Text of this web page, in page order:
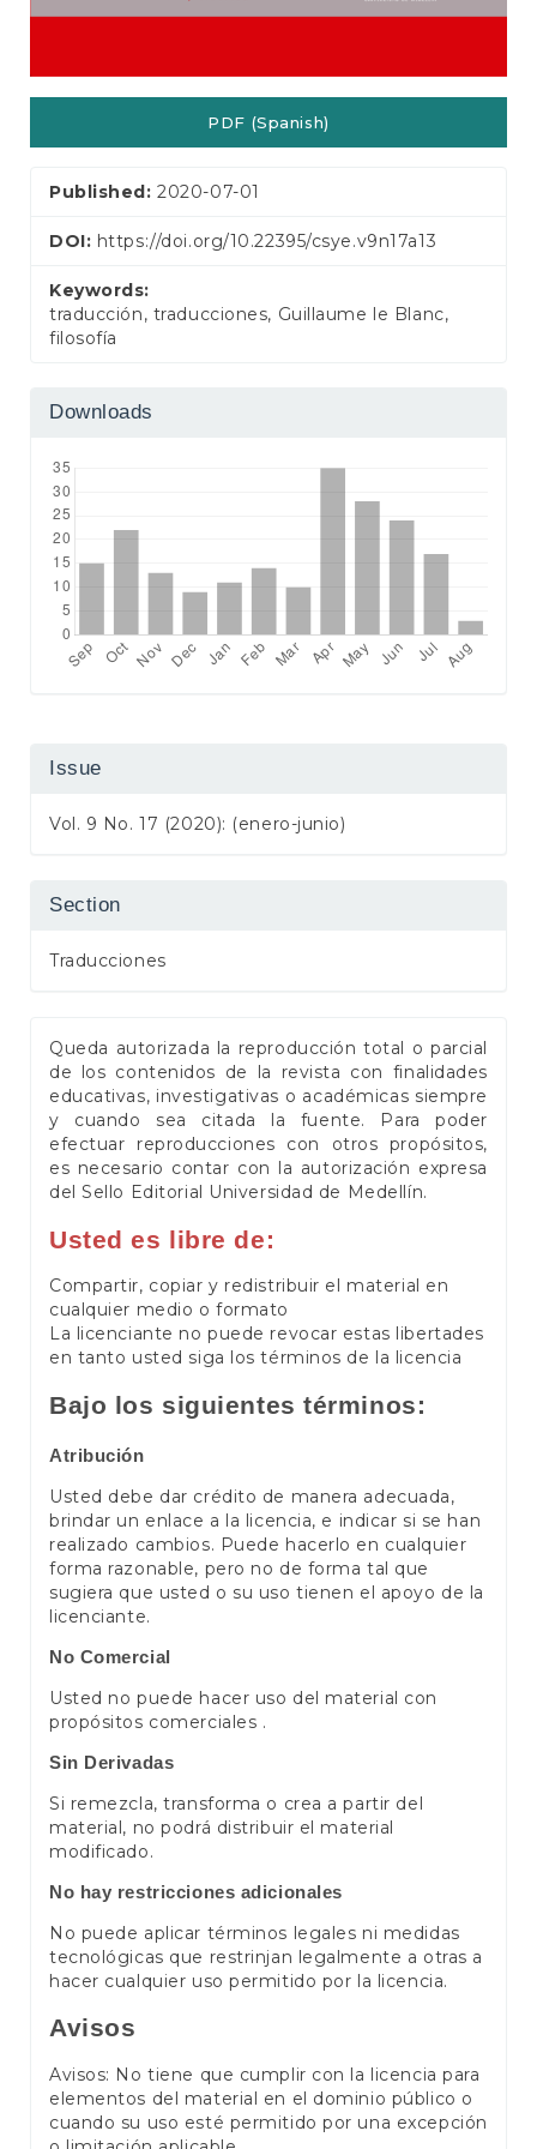
PDF (Spanish)
Published:2020-07-01
DOI: https://doi.org/10.22395/csye.v9n17a13
Keywords:
traducción, traducciones, Guillaume le Blanc,
filosofía
Downloads
Issue
Vol. 9 No. 17 (2020): (enero-junio)
Section
Traducciones
Queda autorizada la reproducción total o parcial
de los contenidos de la revista con finalidades
educativas, investigativas o académicas siempre
y cuando sea citada la fuente. Para poder
efectuar reproducciones con otros propósitos,
es necesario contar con la autorización expresa
del Sello Editorial Universidad de Medellín.
Usted es libre de:
Compartir, copiar y redistribuir el material en
cualquier medio o formato
La licenciante no puede revocar estas libertades
en tanto usted siga los términos de la licencia
Bajo los siguientes términos:
Atribución
Usted debe dar crédito de manera adecuada,
brindar un enlace a la licencia, e indicar si se han
realizado cambios. Puede hacerlo en cualquier
forma razonable, pero no de forma tal que
sugiera que usted o su uso tienen el apoyo de la
licenciante.
No Comercial
Usted no puede hacer uso del material con
propósitos comerciales .
Sin Derivadas
Si remezcla, transforma o crea a partir del
material, no podrá distribuir el material
modificado.
No hay restricciones adicionales
No puede aplicar términos legales ni medidas
tecnológicas que restrinjan legalmente a otras a
hacer cualquier uso permitido por la licencia.
Avisos
Avisos: No tiene que cumplir con la licencia para
elementos del material en el dominio público o
cuando su uso esté permitido por una excepción